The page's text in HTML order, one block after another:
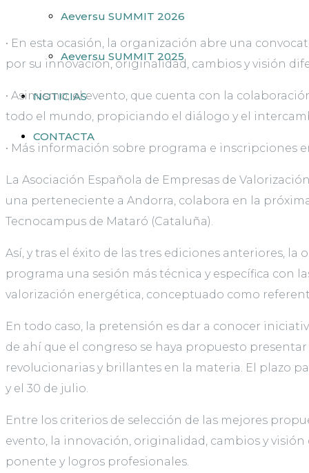
Aeversu SUMMIT 2026
Aeversu SUMMIT 2025
NOTICIAS
CONTACTA
• En esta ocasión, la organización abre una
por su innovación, originalidad, cambios y visión
• Asimismo, el evento, que cuenta con la
todo el mundo, propiciando el diálogo y el
• Más información sobre programa e inscripciones
La Asociación Española de Empresas de
una perteneciente a Andorra, colabora en la
Tecnocampus de Mataró (Cataluña).
Así, y tras el éxito de las tres ediciones anteriores,
programa una sesión más técnica y específica con
valorización energética, conceptuado como
En todo caso, la pretensión es dar a conocer
de ahí que el congreso se haya propuesto
revolucionarias y brillantes en la materia. El plazo
y el 30 de julio.
Entre los criterios de selección de las mejores
evento, la innovación, originalidad, cambios y
ponente y logros profesionales.